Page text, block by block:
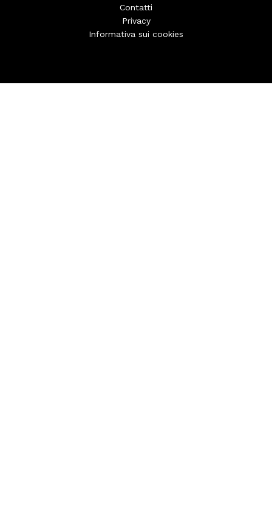
Contatti
Privacy
Informativa sui cookies